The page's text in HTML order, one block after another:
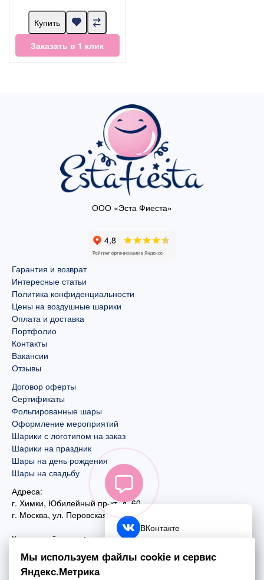
Купить
Заказать в 1 клик
ООО «Эста Фиеста»
Гарантия и возврат
Интересные статьи
Политика конфиденциальности
Цены на воздушные шарики
Оплата и доставка
Портфолио
Контакты
Вакансии
Отзывы
Договор оферты
Сертификаты
Фольгированные шары
Оформление мероприятий
Шарики с логотипом на заказ
Шарики на праздник
Шары на день рождения
Шары на свадьбу
Адреса:
г. Химки, Юбилейный пр-кт, д. 60
г. Москва, ул. Перовская, д. 59
Контактный номер:
+7 (495) 970-44-75
ВКонтакте
Telegram
Мы используем файлы cookie и сервис
Яндекс.Метрика